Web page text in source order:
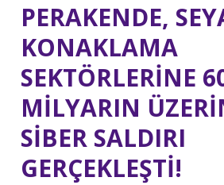
PERAKENDE,
KONAKLAMA
SEKTÖRLERİNE
MİLYARIN
SİBER SALDIRI
GERÇEKLEŞTİ!